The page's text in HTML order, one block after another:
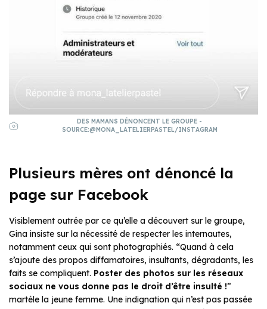
DES MAMANS DÉNONCENT LE GROUPE -
SOURCE:@MONA_LATELIERPASTEL/INSTAGRAM
Plusieurs mères ont dénoncé la
page sur Facebook
Visiblement outrée par ce qu’elle a découvert sur le groupe,
Gina insiste sur la nécessité de respecter les internautes,
notamment ceux qui sont photographiés. “Quand à cela
s’ajoute des propos diffamatoires, insultants, dégradants, les
faits se compliquent. Poster des photos sur les réseaux
sociaux ne vous donne pas le droit d’être insulté !”
martèle la jeune femme. Une indignation qui n’est pas passée